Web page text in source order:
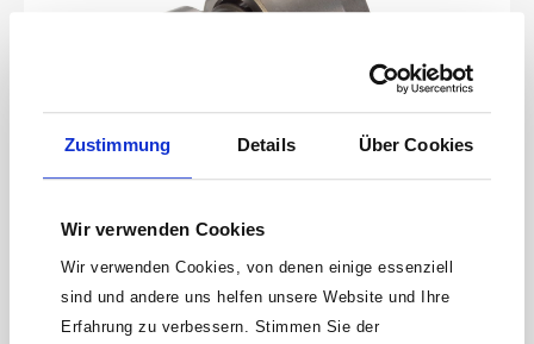
Zustimmung Details Über Cookies
Wir verwenden Cookies
Wir verwenden Cookies, von denen einige essenziell
sind und andere uns helfen unsere Website und Ihre
Erfahrung zu verbessern. Stimmen Sie der
SchlagwerkFür 9212 N-1 · 9212-2HaftungsausschlussFalsche
bzw. fehlerhafte Ersatzteile oder deren unsachgemäßer Einbau
des Gerätes führen.Bei Verwendung nicht freigegebener
Produktnummer:9212N-1-03